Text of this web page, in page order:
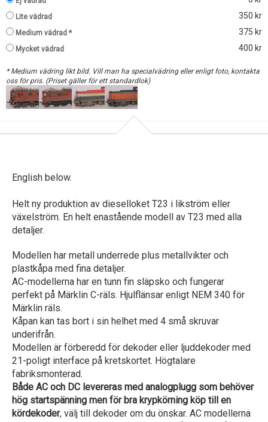
Lite vädrad 350 kr
Medium vädrad * 375 kr
Mycket vädrad 400 kr
* Medium vädring likt bild. Vill man ha specialvädring eller enligt foto, kontakta
oss för pris. (Priset gäller för ett standardlok)
English below.
Helt ny produktion av dieselloket T23 i likström eller
växelström. En helt enastående modell av T23 med alla
detaljer.
Modellen har metall underrede plus metallvikter och
plastkåpa med fina detaljer.
AC-modellerna har en tunn fin släpsko och fungerar
perfekt på Märklin C-räls. Hjulflänsar enligt NEM 340 för
Märklin räls.
Kåpan kan tas bort i sin helhet med 4 små skruvar
underifrån.
Modellen är förberedd för dekoder eller ljuddekoder med
21-poligt interface på kretskortet. Högtalare
fabriksmonterad.
Både AC och DC levereras med analogplugg som behöver
hög startspänning men för bra krypkörning köp till en
kördekoder, välj till dekoder om du önskar. AC modellerna